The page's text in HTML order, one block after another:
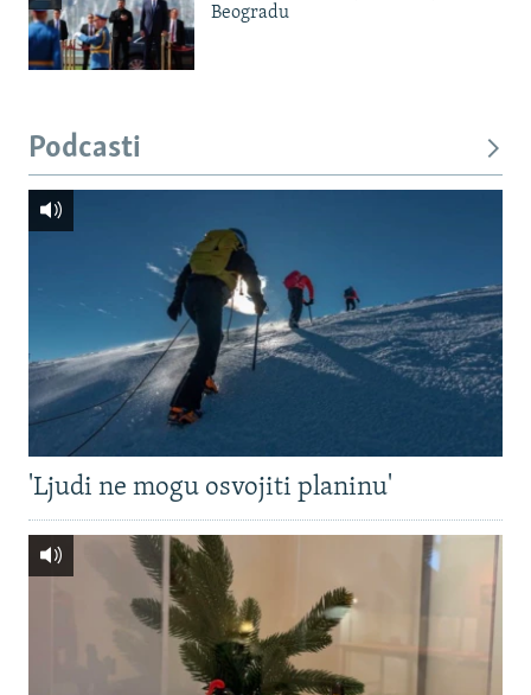
Beogradu
Podcasti
'Ljudi ne mogu osvojiti planinu'